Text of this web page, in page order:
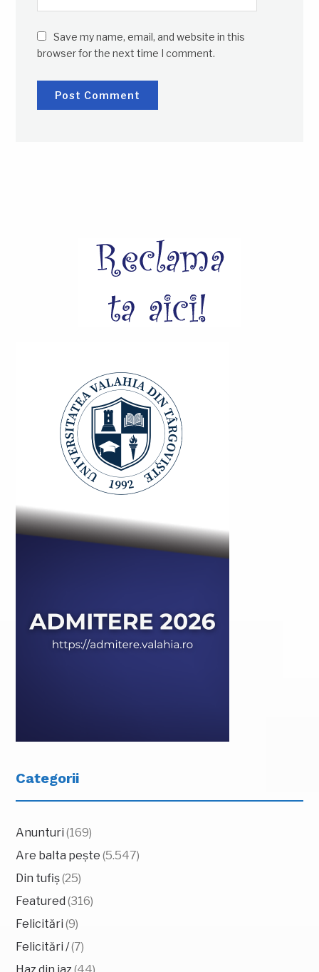
Save my name, email, and website in this
browser for the next time I comment.
Categorii
Anunturi (169)
Are balta pește (5.547)
Din tufiș(25)
Featured (316)
Felicitări (9)
Felicitări /(7)